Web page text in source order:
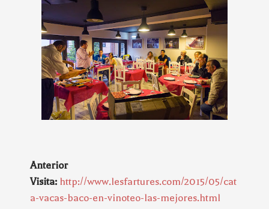
Anterior
Visita: http://www.lesfartures.com/2015/05/cat
a-vacas-baco-en-vinoteo-las-mejores.html